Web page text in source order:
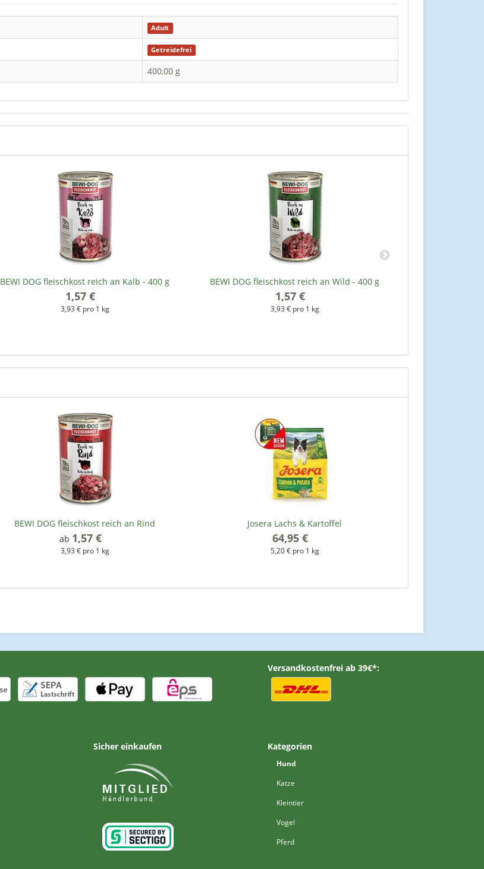
Adult
Getreidefrei
400,00 g
BEWI DOG fleischkost reich an Kalb - 400 g
1,57 €
3,93 € pro 1 kg
BEWI DOG fleischkost reich an Wild - 400 g
1,57 €
3,93 € pro 1 kg
BEWI DOG fleischkost reich an Rind
ab 1,57 €
3,93 € pro 1 kg
Josera Lachs & Kartoffel
64,95 €
5,20 € pro 1 kg
Versandkostenfrei ab 39€*:
Sicher einkaufen Kategorien
Hund
Katze
Kleintier
Vogel
Pferd